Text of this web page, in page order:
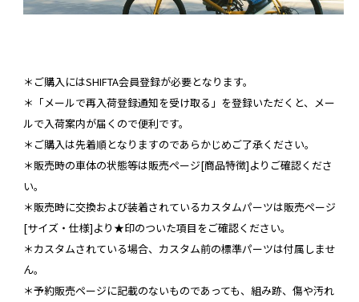
＊ご購入にはSHIFTA会員登録が必要となります。
＊「メールで再入荷登録通知を受け取る」を登録いただくと、メー
ルで入荷案内が届くので便利です。
＊ご購入は先着順となりますのであらかじめご了承ください。
＊販売時の車体の状態等は販売ページ[商品特徴]よりご確認くださ
い。
＊販売時に交換および装着されているカスタムパーツは販売ページ
[サイズ・仕様]より★印のついた項目をご確認ください。
＊カスタムされている場合、カスタム前の標準パーツは付属しませ
ん。
＊予約販売ページに記載のないものであっても、組み跡、傷や汚れ